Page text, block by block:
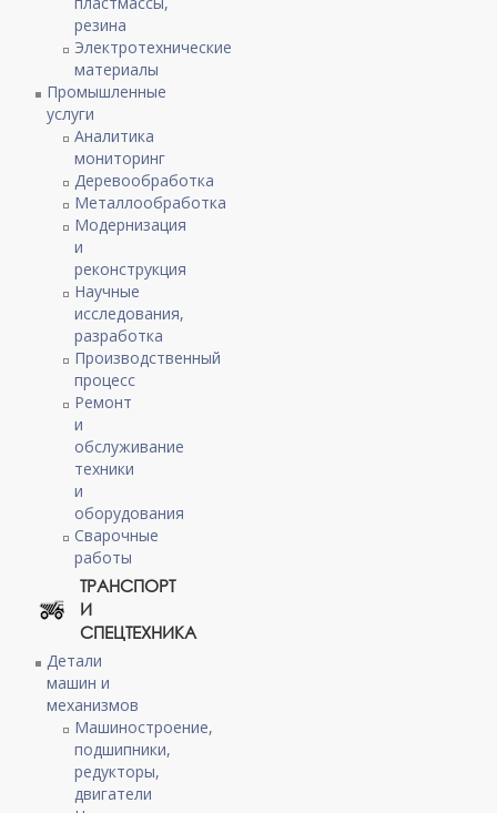
резина
Электротехнические
материалы
Промышленные
услуги
Аналитика
мониторинг
Деревообработка
Металлообработка
Модернизация
и
реконструкция
Научные
исследования,
разработка
Производственный
процесс
Ремонт
и
обслуживание
техники
и
оборудования
Сварочные
работы
ТРАНСПОРТ
И
СПЕЦТЕХНИКА
Детали
машин и
механизмов
Машиностроение,
подшипники,
редукторы,
двигатели